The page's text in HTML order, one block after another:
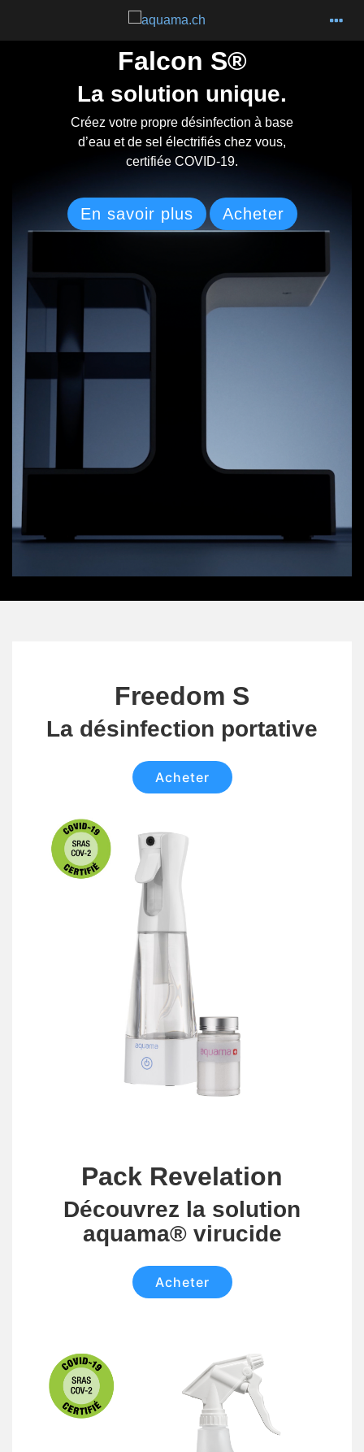
Falcon S®
La solution unique.
Créez votre propre désinfection à base
d’eau et de sel électrifiés chez vous,
certifiée COVID-19.
En savoir plus Acheter
Freedom S
La désinfection portative
Acheter
Pack Revelation
Découvrez la solution
aquama® virucide
Acheter